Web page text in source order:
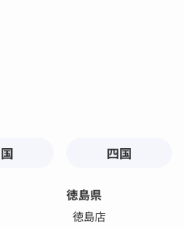
四国
徳島県
徳島店